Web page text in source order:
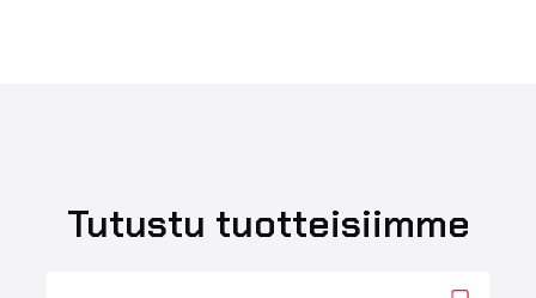
Tutustu tuotteisiimme